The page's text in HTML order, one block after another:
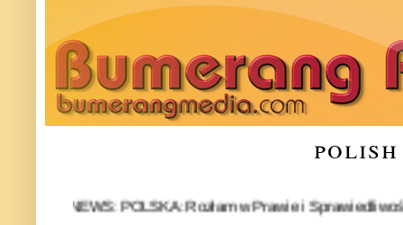
NEWS: POLSKA: Rozłam w Prawie i Sprawiedliwości